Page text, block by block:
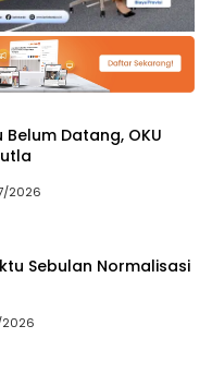
Datang, OKU
2026
Sebulan Normalisasi